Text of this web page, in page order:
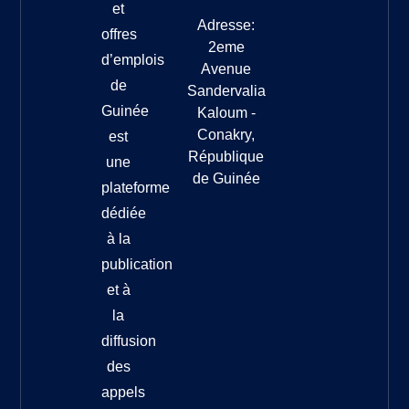
et
offres
d’emplois
de
Guinée
est
une
plateforme
dédiée
à la
publication
et à
la
diffusion
des
appels
Adresse:
2eme
Avenue
Sandervalia
Kaloum -
Conakry,
République
de Guinée